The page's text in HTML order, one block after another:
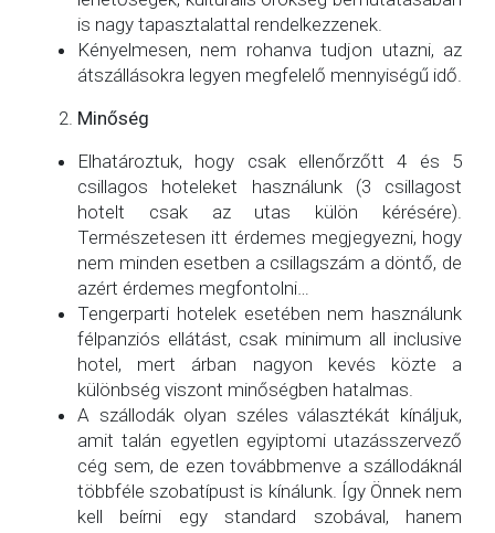
is nagy tapasztalattal rendelkezzenek.
Kényelmesen, nem rohanva tudjon utazni, az
átszállásokra legyen megfelelő mennyiségű idő.
Minőség
Elhatároztuk, hogy csak ellenőrzőtt 4 és 5
csillagos hoteleket használunk (3 csillagost
hotelt csak az utas külön kérésére).
Természetesen itt érdemes megjegyezni, hogy
nem minden esetben a csillagszám a döntő, de
azért érdemes megfontolni…
Tengerparti hotelek esetében nem használunk
félpanziós ellátást, csak minimum all inclusive
hotel, mert árban nagyon kevés közte a
különbség viszont minőségben hatalmas.
A szállodák olyan széles választékát kínáljuk,
amit talán egyetlen egyiptomi utazásszervező
cég sem, de ezen továbbmenve a szállodáknál
többféle szobatípust is kínálunk. Így Önnek nem
kell beírni egy standard szobával, hanem